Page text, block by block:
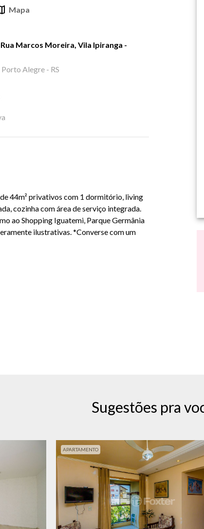
Mapa
Marcos Moreira, Vila Ipiranga -
Alegre - RS
44m² privativos com 1 dormitório, living
cozinha com área de serviço integrada.
ao Shopping Iguatemi, Parque Germânia
ilustrativas. *Converse com um
Sugestões pra
APARTAMENTO